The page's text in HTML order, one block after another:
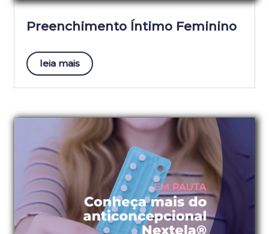
Preenchimento Íntimo Feminino
leia mais